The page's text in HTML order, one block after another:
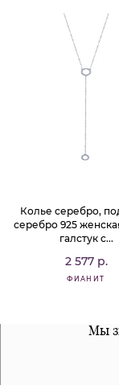
Колье серебро,
серебро 925
галстук с...
2 577 р.
ФИАНИТ
Мы
Все